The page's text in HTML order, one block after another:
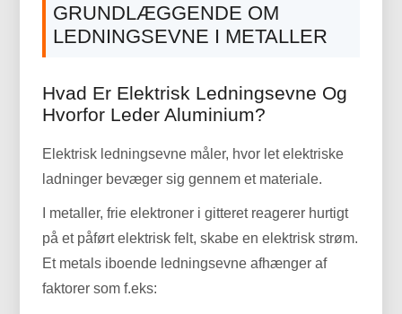
GRUNDLÆGGENDE OM
LEDNINGSEVNE I METALLER
Hvad Er Elektrisk Ledningsevne Og
Hvorfor Leder Aluminium?
Elektrisk ledningsevne måler, hvor let elektriske
ladninger bevæger sig gennem et materiale.
I metaller, frie elektroner i gitteret reagerer hurtigt
på et påført elektrisk felt, skabe en elektrisk strøm.
Et metals iboende ledningsevne afhænger af
faktorer som f.eks: